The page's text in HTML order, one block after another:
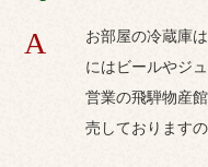
詳
A
お部屋の冷蔵庫
にはビールやジ
営業の飛騨物産
売しております